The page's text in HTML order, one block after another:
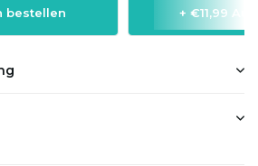
bestellen + €11,99